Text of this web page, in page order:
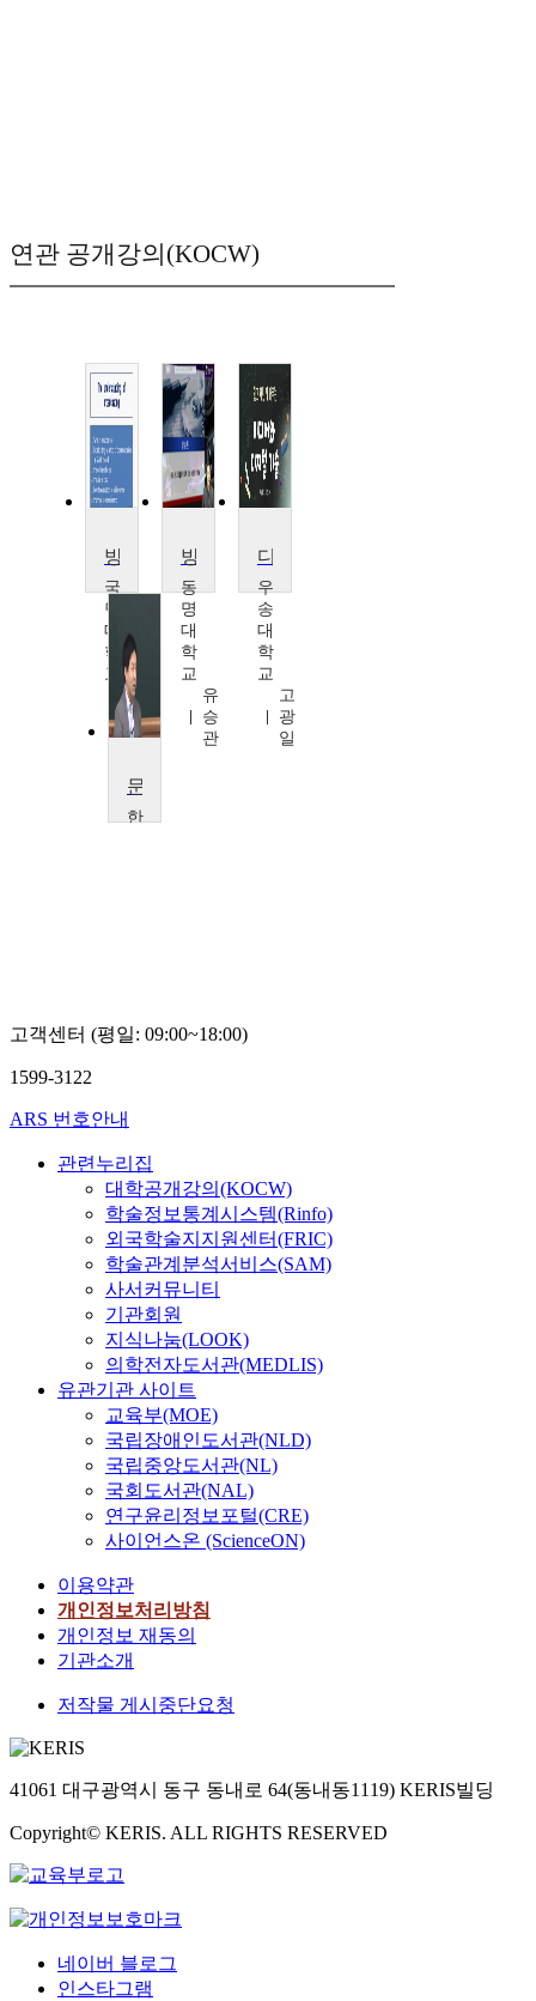
연관 공개강의(KOCW)
국
민
대
학
교
홍
주
현
동
명
대
학
교
유
승
관
우
송
대
학
교
고
광
일
한
고객센터 (평일: 09:00~18:00)
1599-3122
ARS 번호안내
관련누리집
대학공개강의(KOCW)
학술정보통계시스템(Rinfo)
외국학술지지원센터(FRIC)
학술관계분석서비스(SAM)
사서커뮤니티
기관회원
지식나눔(LOOK)
의학전자도서관(MEDLIS)
유관기관 사이트
교육부(MOE)
국립장애인도서관(NLD)
국립중앙도서관(NL)
국회도서관(NAL)
연구윤리정보포털(CRE)
사이언스온 (ScienceON)
이용약관
개인정보처리방침
개인정보 재동의
기관소개
저작물 게시중단요청
41061 대구광역시 동구 동내로 64(동내동1119) KERIS빌딩
Copyright© KERIS. ALL RIGHTS RESERVED
네이버 블로그
인스타그램